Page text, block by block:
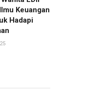
Keuangan
Hadapi